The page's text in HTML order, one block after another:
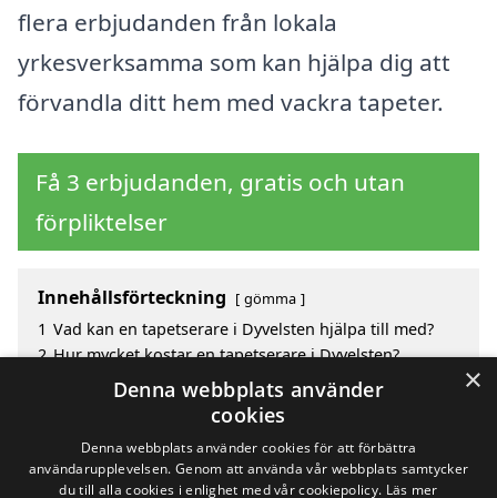
flera erbjudanden från lokala
yrkesverksamma som kan hjälpa dig att
förvandla ditt hem med vackra tapeter.
Få 3 erbjudanden, gratis och utan
förpliktelser
Innehållsförteckning gömma
1 Vad kan en tapetserare i Dyvelsten hjälpa till med?
2 Hur mycket kostar en tapetserare i Dyvelsten?
Fördelar med att välja tapetserare i Dyvelsten
Sök efter en skicklig tapetserare i de omgivande
×
Denna webbplats använder
cookies
Denna webbplats använder cookies för att förbättra
användarupplevelsen. Genom att använda vår webbplats samtycker
du till alla cookies i enlighet med vår cookiepolicy. Läs mer